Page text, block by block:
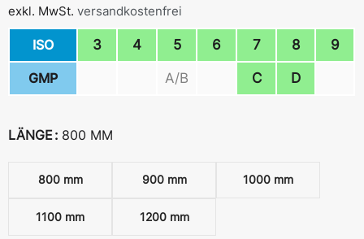
exkl. MwSt. versandkostenfrei
ISO 3 4 5 6 7 8 9
GMP A/B C D
LÄNGE 800 MM
800 mm 900 mm 1000 mm
1100 mm 1200 mm